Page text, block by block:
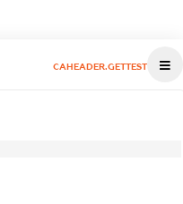
CAHEADER.GETTEST